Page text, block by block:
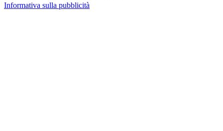
Informativa sulla pubblicità